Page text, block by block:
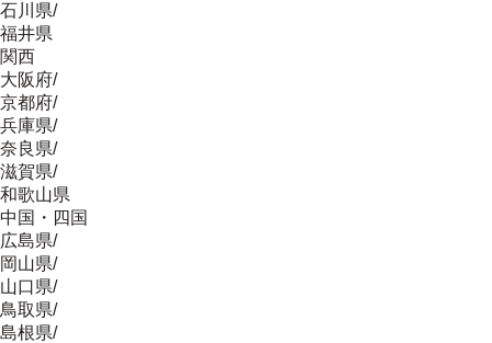
石川県/
福井県
関西
大阪府/
京都府/
兵庫県/
奈良県/
滋賀県/
和歌山県
中国・四国
広島県/
岡山県/
山口県/
鳥取県/
島根県/